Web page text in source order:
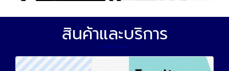
สินค้าและบริการ